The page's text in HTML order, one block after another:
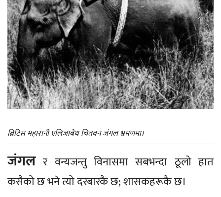
ब्रिटिस महारानी एलिजाबेथ चितवन जंगल भ्रमणमा।
जंगल र वन्यजन्तु विनासमा सबभन्दा ठूलो हात
कसैको छ भने त्यो दरबारकै छ; शासकहरूकै छ।